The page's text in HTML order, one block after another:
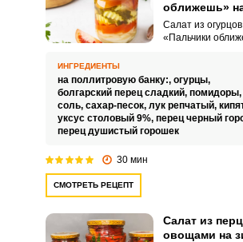
оближешь»
Салат из
«Пальчики
овощами и
специями.
маринованные с
радовать вас
насыщенным
ИНГРЕДИЕНТЫ
на поллитровую банку:, огурцы,
болгарский перец сладкий, помидоры,
соль, сахар-песок, лук репчатый,
уксус столовый 9%, перец черный
перец душистый горошек
30 мин
СМОТРЕТЬ РЕЦЕПТ
Салат из
овощами на